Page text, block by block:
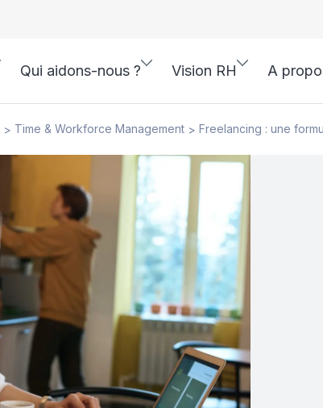
Qui aidons-nous ? Vision RH A
> Time & Workforce Management > Freelancing : une